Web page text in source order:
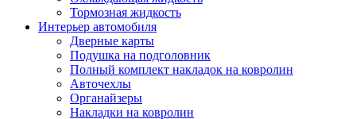
Тормозная жидкость
Интерьер автомобиля
Дверные карты
Подушка на подголовник
Полный комплект накладок на ковролин
Авточехлы
Органайзеры
Накладки на ковролин